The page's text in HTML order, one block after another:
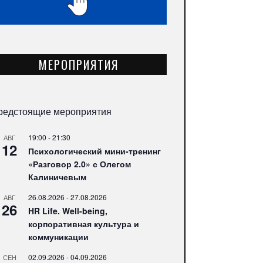
МЕРОПРИЯТИЯ
мероприятия
АВГ
12
19:00 -21:30
Психологический мини-тренинг
«Разговор 2.0» с Олегом
Калиничевым
АВГ
26
26.08.2026 -27.08.2026
HR Life. Well-being,
корпоративная культура и
коммуникации
СЕН 02.09.2026 -04.09.2026